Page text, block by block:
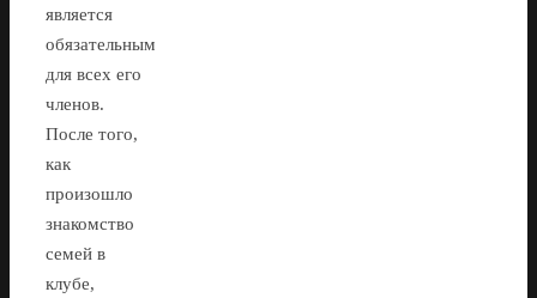
является
обязательным
для всех его
членов.
После того,
как
произошло
знакомство
семей в
клубе,